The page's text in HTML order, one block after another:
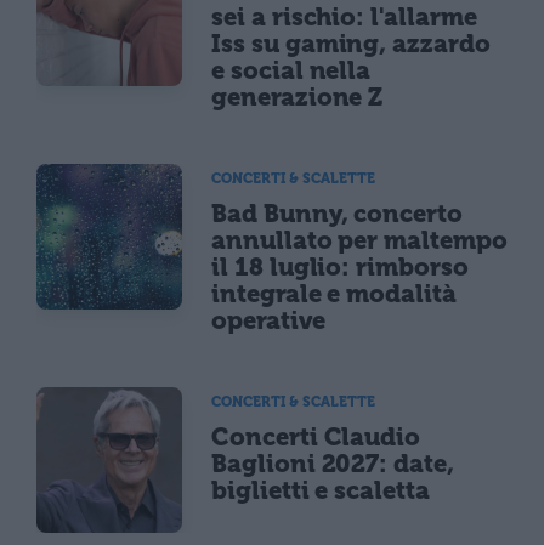
sei a rischio: l'allarme
Iss su gaming, azzardo
e social nella
generazione Z
CONCERTI & SCALETTE
Bad Bunny, concerto
annullato per maltempo
il 18 luglio: rimborso
integrale e modalità
operative
CONCERTI & SCALETTE
Concerti Claudio
Baglioni 2027: date,
biglietti e scaletta